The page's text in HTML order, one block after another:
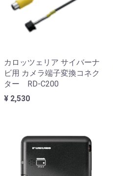
カロッツェリア サイバーナ
ビ用 カメラ端子変換コネク
ター RD-C200
¥ 2,530